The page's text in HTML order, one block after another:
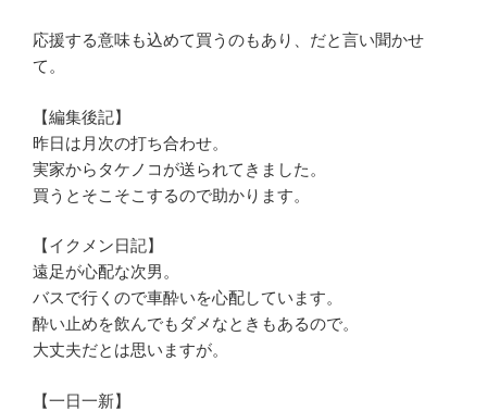
応援する意味も込めて買うのもあり、だと言い聞かせ
て。
【編集後記】
昨日は月次の打ち合わせ。
実家からタケノコが送られてきました。
買うとそこそこするので助かります。
【イクメン日記】
遠足が心配な次男。
バスで行くので車酔いを心配しています。
酔い止めを飲んでもダメなときもあるので。
大丈夫だとは思いますが。
【一日一新】